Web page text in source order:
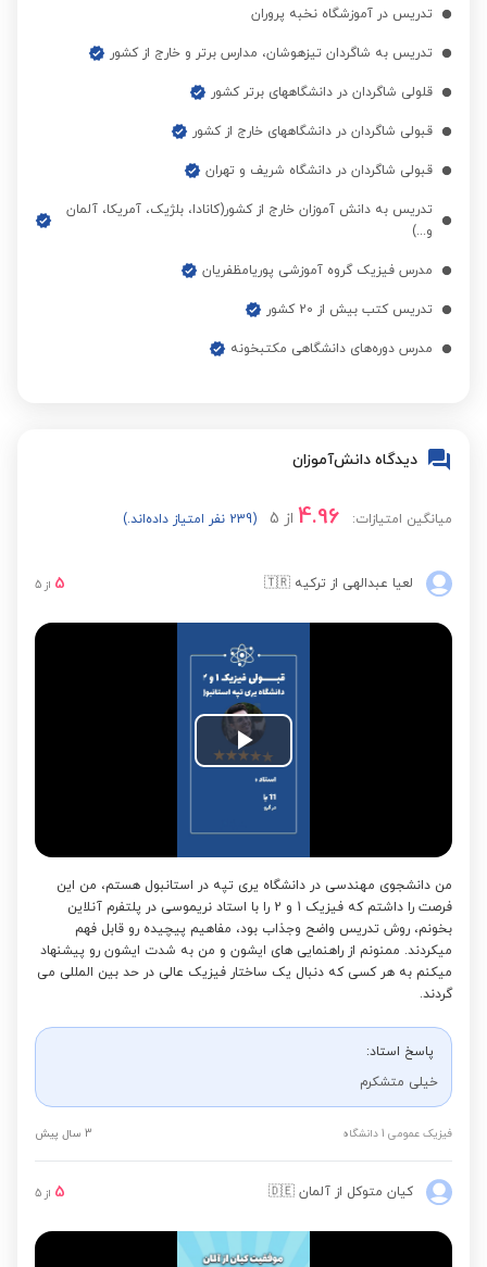
تدریس در آموزشگاه نخبه پروران
تدریس به شاگردان تیزهوشان، مدارس برتر و خارج از کشور
قلولی شاگردان در دانشگاههای برتر کشور
قبولی شاگردان در دانشگاههای خارج از کشور
قبولی شاگردان در دانشگاه شریف و تهران
تدریس به دانش آموزان خارج از کشور(کانادا، بلژیک، آمریکا، آلمان
و...)
مدرس فیزیک گروه آموزشی پوریامظفریان
تدریس کتب بیش از 20 کشور
مدرس دوره‌های دانشگاهی مکتبخونه
دیدگاه دانش‌آموزان
میانگین امتیازات: 4.96 از 5 (239 نفر امتیاز داده‌اند.)
لعیا عبدالهی از ترکیه 🇹🇷
5 از 5
Play
من دانشجوی مهندسی در دانشگاه یری تپه در استانبول هستم، من این
فرصت را داشتم که فیزیک 1 و 2 را با استاد نریموسی در پلتفرم آنلاین
بخونم، روش تدریس واضح وجذاب بود، مفاهیم پیچیده رو قابل فهم
میکردند. ممنونم از راهنمایی های ایشون و من به شدت ایشون رو پیشنهاد
میکنم به هر کسی که دنبال یک ساختار فیزیک عالی در حد بین المللی می
گردند.
پاسخ استاد:
خیلی متشکرم
فیزیک عمومی 1 دانشگاه 3 سال پیش
کیان متوکل از آلمان 🇩🇪
5 از 5